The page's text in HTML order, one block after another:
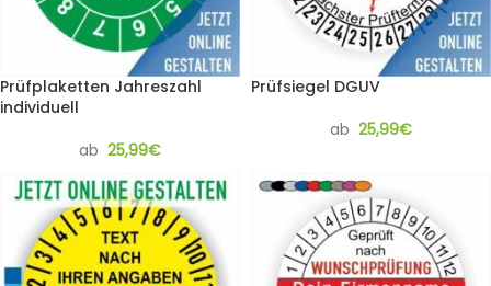
Prüfplaketten Jahreszahl
individuell
ab 25,99€
Prüfsiegel DGUV
ab 25,99€